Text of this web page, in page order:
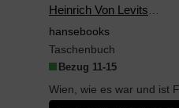
hansebooks
Taschenbuch
Bezug 11-15